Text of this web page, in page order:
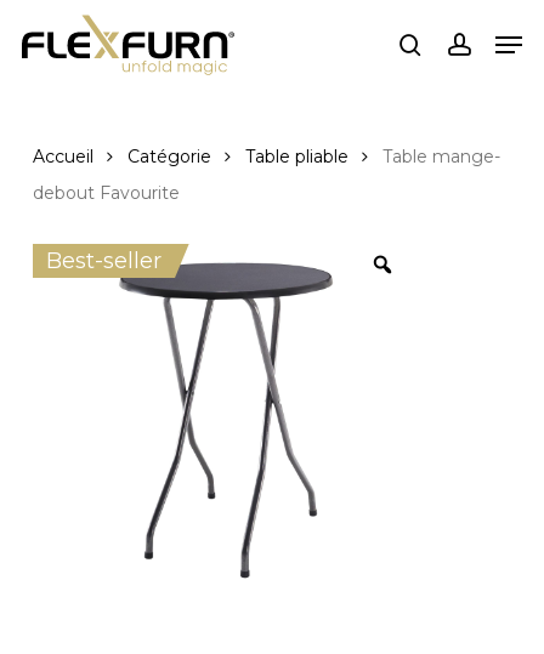
recherchecompte
Accueil Catégorie Table pliable
Table mange-
debout Favourite
Best-seller